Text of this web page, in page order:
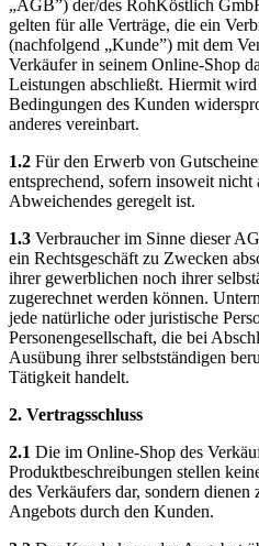
„AGB”) der/des RohKöstlich
gelten für alle Verträge, die ein
(nachfolgend „Kunde”) mit dem
Verkäufer in seinem Online-Shop
Leistungen abschließt. Hiermit
Bedingungen des Kunden
anderes vereinbart.
1.2 Für den Erwerb von
entsprechend, sofern insoweit nicht
Abweichendes geregelt ist.
1.3 Verbraucher im Sinne dieser
ein Rechtsgeschäft zu Zwecken
ihrer gewerblichen noch ihrer
zugerechnet werden können.
jede natürliche oder juristische
Personengesellschaft, die bei
Ausübung ihrer selbstständigen
Tätigkeit handelt.
2. Vertragsschluss
2.1 Die im Online-Shop des
Produktbeschreibungen stellen
des Verkäufers dar, sondern
Angebots durch den Kunden.